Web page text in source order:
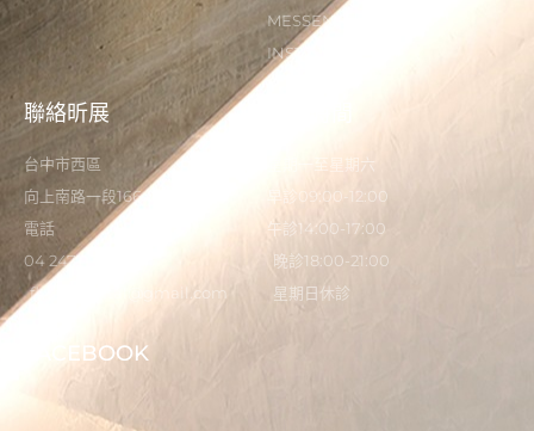
MESSENGER
INSTAGRAM
聯絡昕展
台中市西區
向上南路一段166-5號
電話
04 2473 0325
flystardental@gmail.com
星期一至星期六
早診09:00-12:00
午診14:00-17:00
晚診18:00-21:00
星期日休診
FACEBOOK